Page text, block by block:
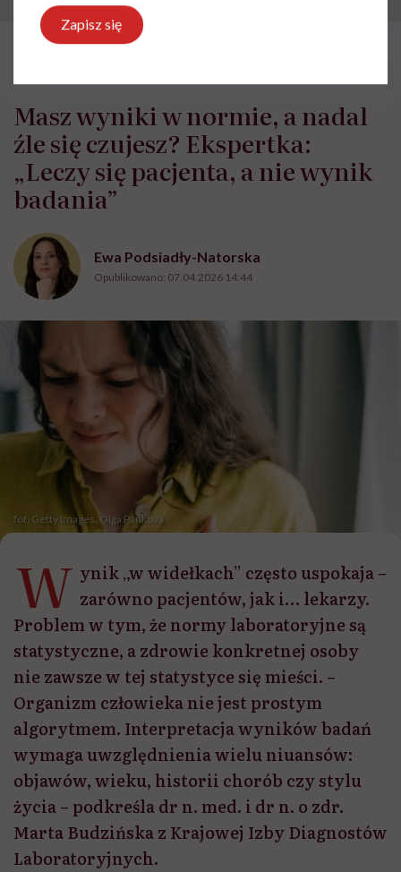
Masz wyniki w normie, a nadal
źle się czujesz? Ekspertka:
„Leczy się pacjenta, a nie wynik
badania”
Ewa Podsiadły-Natorska
Opublikowano: 07.04.2026 14:44
fot. Getty Images, Olga Pankova
W ynik „w widełkach” często uspokaja –
zarówno pacjentów, jak i… lekarzy.
Problem w tym, że normy laboratoryjne są
statystyczne, a zdrowie konkretnej osoby
nie zawsze w tej statystyce się mieści. –
Organizm człowieka nie jest prostym
algorytmem. Interpretacja wyników badań
wymaga uwzględnienia wielu niuansów:
objawów, wieku, historii chorób czy stylu
życia – podkreśla dr n. med. i dr n. o zdr.
Marta Budzińska z Krajowej Izby Diagnostów
Laboratoryjnych.
Zapisz się